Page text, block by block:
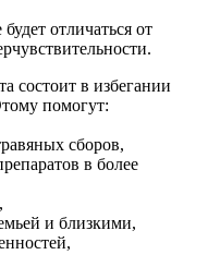
отличаться от
состоит в избегании
помогут:
сборов,
в более
и близкими,